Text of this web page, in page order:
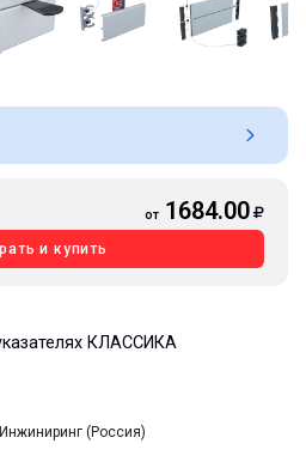
от 1684.00
и купить
КЛАССИКА
(Россия)